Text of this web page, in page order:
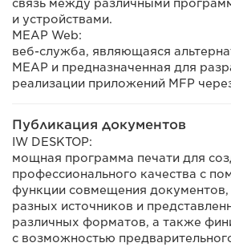
связь между различными
и устройствами.
MEAP Web:
веб-служба, являющаяся
MEAP и предназначенная для
реализации приложений MFP
Публикация документов
IW DESKTOP:
мощная программа печати для
профессионального качества с
функции совмещения
разных источников и
различных форматов, а также
с возможностью